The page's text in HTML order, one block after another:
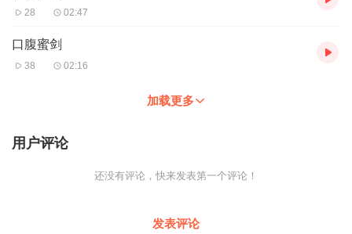
28 02:47
口腹蜜剑
38 02:16
加载更多
用户评论
还没有评论，快来发表第一个评论！
发表评论